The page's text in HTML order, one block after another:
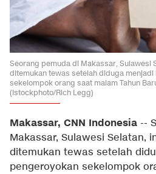
Seorang pemuda di Makassar, Sulawesi
ditemukan tewas setelah diduga
sekelompok orang saat malam Tahun
(Istockphoto/Rich Legg)
Makassar, CNN Indonesia --
Makassar, Sulawesi Selatan,
ditemukan tewas setelah
pengeroyokan sekelompok